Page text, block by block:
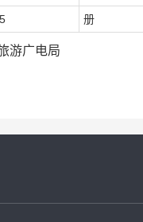
册
游广电局